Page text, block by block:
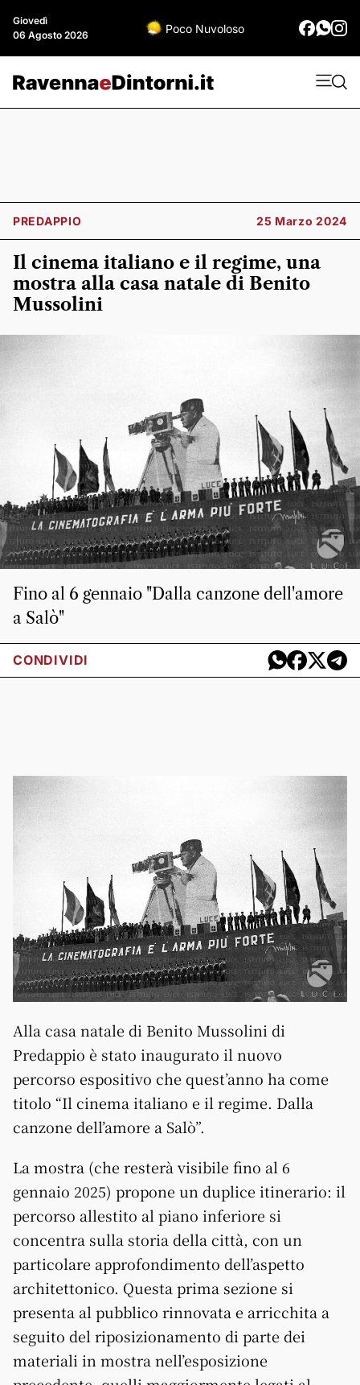
Giovedì
06 Agosto 2026
Poco Nuvoloso
PREDAPPIO 25 Marzo 2024
Il cinema italiano e il regime, una
mostra alla casa natale di Benito
Mussolini
Fino al 6 gennaio "Dalla canzone dell'amore
a Salò"
CONDIVIDI
Alla casa natale di Benito Mussolini di
Predappio è stato inaugurato il nuovo
percorso espositivo che quest’anno ha come
titolo “Il cinema italiano e il regime. Dalla
canzone dell’amore a Salò”.
La mostra (che resterà visibile fino al 6
gennaio 2025) propone un duplice itinerario: il
percorso allestito al piano inferiore si
concentra sulla storia della città, con un
particolare approfondimento dell’aspetto
architettonico. Questa prima sezione si
presenta al pubblico rinnovata e arricchita a
seguito del riposizionamento di parte dei
materiali in mostra nell’esposizione